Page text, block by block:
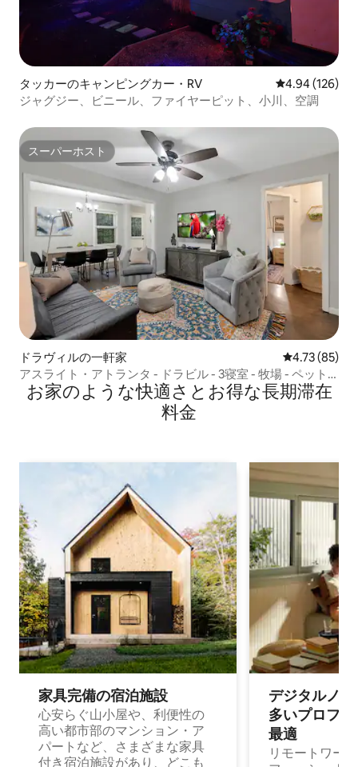
タッカーのキャンピングカー・RV レビュー126
4.94 (126)
ジャグジー、ビニール、ファイヤーピット、小川、空調
スーパーホスト
スーパーホスト
ドラヴィルの一軒家 レビュー85
4.73 (85)
アスライト・アトランタ - ドラビル - 3寝室 - 牧場 - ペット
OK（湖）
お家のような快⁠適⁠さ⁠とお⁠得⁠な長⁠期⁠滞⁠在
料⁠金
家具完備の宿⁠泊⁠施⁠設
心安らぐ山小屋や、利便性の
高い都市部のマンション・ア
パートなど、さまざまな家具
付き宿泊施設があり、どこも
デジタルノ
多⁠いプ⁠ロ⁠フ⁠
最⁠適
リモートワー